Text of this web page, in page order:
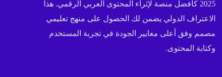
2025 كأفضل منصة لإثراء المحتوى العربي الرقمي. هذا
الاعتراف الدولي يضمن لك الحصول على منهج تعليمي
مصمم وفق أعلى معايير الجودة في تجربة المستخدم
وكتابة المحتوى.